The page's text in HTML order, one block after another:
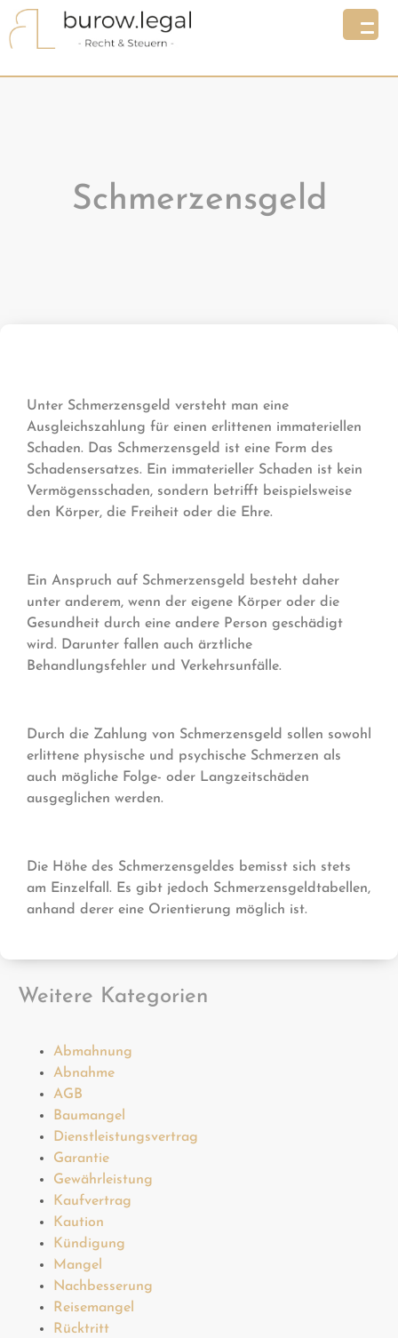
Schmerzensgeld
Unter Schmerzensgeld versteht man eine
Ausgleichszahlung für einen erlittenen immateriellen
Schaden. Das Schmerzensgeld ist eine Form des
Schadensersatzes. Ein immaterieller Schaden ist kein
Vermögensschaden, sondern betrifft beispielsweise
den Körper, die Freiheit oder die Ehre.
Ein Anspruch auf Schmerzensgeld besteht daher
unter anderem, wenn der eigene Körper oder die
Gesundheit durch eine andere Person geschädigt
wird. Darunter fallen auch ärztliche
Behandlungsfehler und Verkehrsunfälle.
Durch die Zahlung von Schmerzensgeld sollen sowohl
erlittene physische und psychische Schmerzen als
auch mögliche Folge- oder Langzeitschäden
ausgeglichen werden.
Die Höhe des Schmerzensgeldes bemisst sich stets
am Einzelfall. Es gibt jedoch Schmerzensgeldtabellen,
anhand derer eine Orientierung möglich ist.
Weitere Kategorien
Abmahnung
Abnahme
AGB
Baumangel
Dienstleistungsvertrag
Garantie
Gewährleistung
Kaufvertrag
Kaution
Kündigung
Mangel
Nachbesserung
Reisemangel
Rücktritt